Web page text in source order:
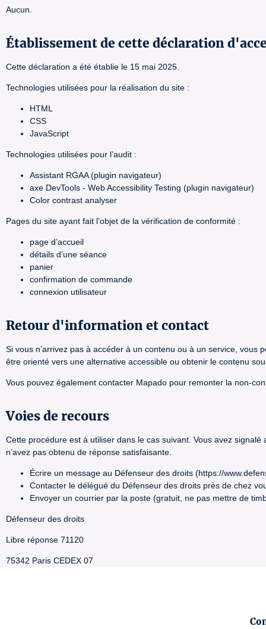
Aucun.
Établissement de cette déclaration
Cette déclaration a été établie le 15 mai 2025.
Technologies utilisées pour la réalisation du site :
HTML
CSS
JavaScript
Technologies utilisées pour l’audit :
Assistant RGAA (plugin navigateur)
axe DevTools - Web Accessibility Testing (plugin navigateur)
Color contrast analyser
Pages du site ayant fait l’objet de la vérification de conformité :
page d’accueil
détails d’une séance
panier
confirmation de commande
connexion utilisateur
Retour d'information et contact
Si vous n’arrivez pas à accéder à un contenu ou à un service,
être orienté vers une alternative accessible ou obtenir le contenu
Vous pouvez également contacter Mapado pour remonter la non-
Voies de recours
Cette procédure est à utiliser dans le cas suivant. Vous avez
n’avez pas obtenu de réponse satisfaisante.
Écrire un message au Défenseur des droits (https://
Contacter le délégué du Défenseur des droits près de chez
Envoyer un courrier par la poste (gratuit, ne pas mettre de
Défenseur des droits
Libre réponse 71120
75342 Paris CEDEX 07